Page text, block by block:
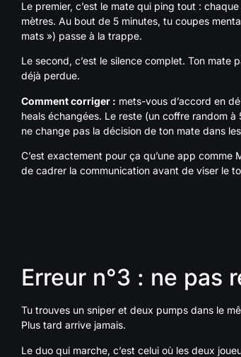
Le premier, c’est le mate qui ping tout :
mètres. Au bout de 5 minutes, tu coupes
mats ») passe à la trappe.
Le second, c’est le silence complet. Ton mate
déjà perdue.
Comment corriger : mets-vous d’accord en
heals échangées. Le reste (un coffre random
ne change pas la décision de ton mate dans
C’est exactement pour ça qu’une app
de cadrer la communication avant de viser le
Erreur n°3 : ne pas
Tu trouves un sniper et deux pumps dans le
Plus tard arrive jamais.
Le duo qui marche, c’est celui où les deux